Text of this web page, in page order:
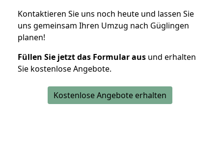
Kontaktieren Sie uns noch heute und lassen Sie
uns gemeinsam Ihren Umzug nach Güglingen
planen!
Füllen Sie jetzt das Formular aus und erhalten
Sie kostenlose Angebote.
Kostenlose Angebote erhalten